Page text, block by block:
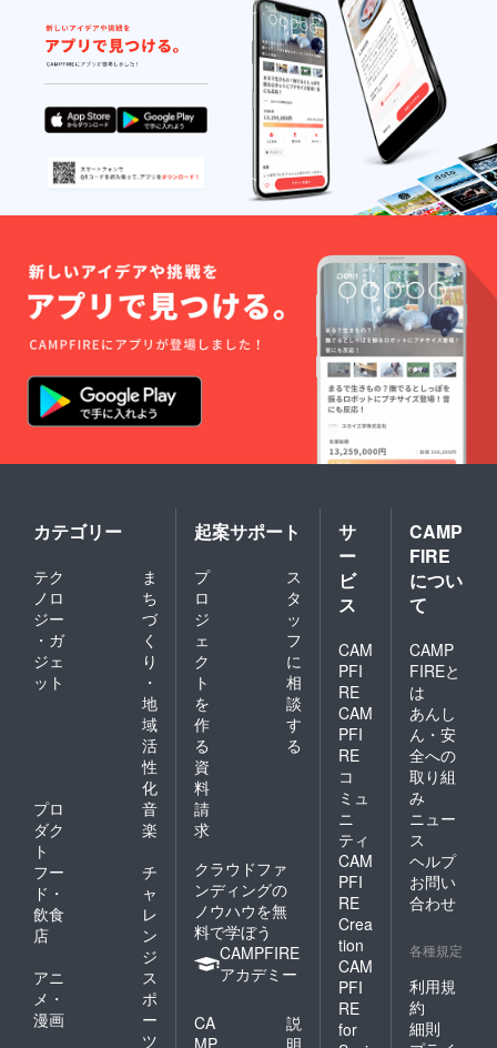
カテゴリー
テク
ノロ
ジー
・ガ
ジェ
ット
ま
ち
づ
く
り
・
地
域
活
性
化
プロ
ダク
ト
音
楽
フー
ド・
飲食
店
チ
ャ
レ
ン
ジ
アニ
メ・
漫画
ス
ポ
ー
ツ
起案サポート
プ
ロ
ジ
ェ
ク
ト
を
作
る
ス
タ
ッ
フ
に
相
談
す
る
資
料
請
求
クラウドファ
ンディングの
ノウハウを無
料で学ぼう
CAMPFIRE
アカデミー
CA
説
サ
ー
ビ
ス
CAM
PFI
RE
CAM
PFI
RE
コ
ミュ
ニ
ティ
CAM
PFI
RE
Crea
tion
CAM
PFI
RE
for
CAMP
FIRE
につい
て
CAMP
FIREと
は
あんし
ん・安
全への
取り組
み
ニュー
ス
ヘルプ
お問い
合わせ
各種規定
利用規
約
細則